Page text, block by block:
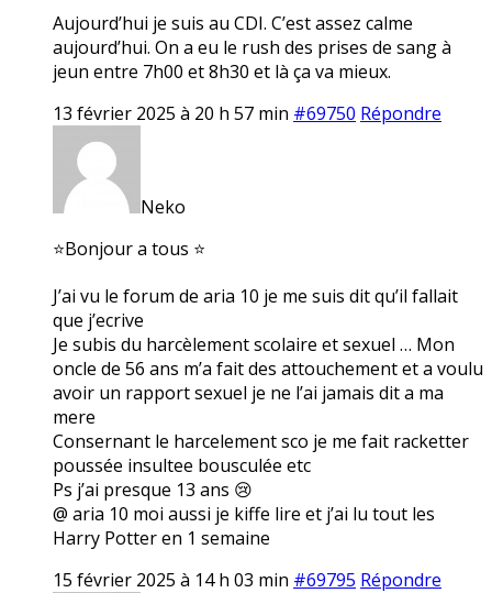
Aujourd’hui je suis au CDI. C’est assez calme
aujourd’hui. On a eu le rush des prises de sang à
jeun entre 7h00 et 8h30 et là ça va mieux.
13 février 2025 à 20 h 57 min #69750 Répondre
Neko
⭐Bonjour a tous ⭐
J’ai vu le forum de aria 10 je me suis dit qu’il fallait
que j’ecrive
Je subis du harcèlement scolaire et sexuel … Mon
oncle de 56 ans m’a fait des attouchement et a voulu
avoir un rapport sexuel je ne l’ai jamais dit a ma
mere
Consernant le harcelement sco je me fait racketter
poussée insultee bousculée etc
Ps j’ai presque 13 ans 😢
@ aria 10 moi aussi je kiffe lire et j’ai lu tout les
Harry Potter en 1 semaine
15 février 2025 à 14 h 03 min #69795 Répondre